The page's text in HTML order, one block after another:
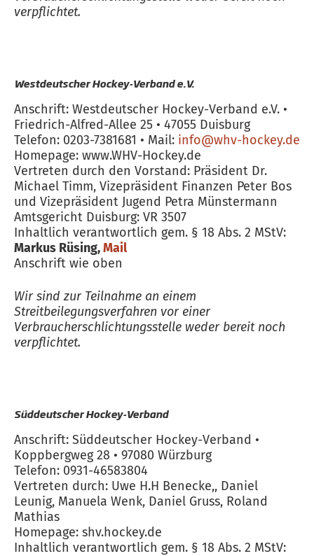
verpflichtet.
Westdeutscher Hockey-Verband e.V.
Anschrift: Westdeutscher Hockey-Verband e.V. •
Friedrich-Alfred-Allee 25 • 47055 Duisburg
Telefon: 0203-7381681 • Mail: info@whv-hockey.de
Homepage: www.WHV-Hockey.de
Vertreten durch den Vorstand: Präsident Dr.
Michael Timm, Vizepräsident Finanzen Peter Bos
und Vizepräsident Jugend Petra Münstermann
Amtsgericht Duisburg: VR 3507
Inhaltlich verantwortlich gem. § 18 Abs. 2 MStV:
Markus Rüsing,Mail
Anschrift wie oben
Wir sind zur Teilnahme an einem
Streitbeilegungsverfahren vor einer
Verbraucherschlichtungsstelle weder bereit noch
verpflichtet.
Süddeutscher Hockey-Verband
Anschrift: Süddeutscher Hockey-Verband •
Koppbergweg 28 • 97080 Würzburg
Telefon: 0931-46583804
Vertreten durch: Uwe H.H Benecke,, Daniel
Leunig, Manuela Wenk, Daniel Gruss, Roland
Mathias
Homepage: shv.hockey.de
Inhaltlich verantwortlich gem. § 18 Abs. 2 MStV: